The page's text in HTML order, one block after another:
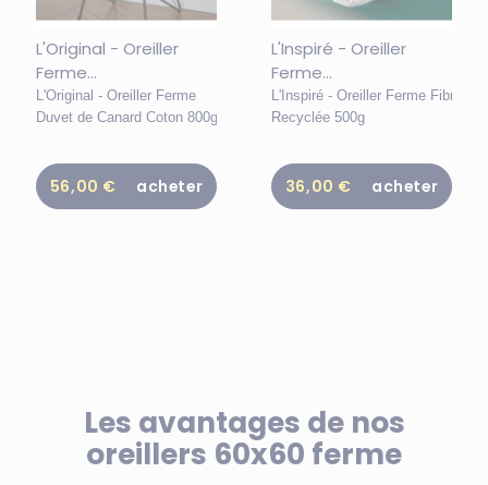
56,00 € acheter
L'Original - Oreiller
Ferme...
L'Original - Oreiller Ferme
Duvet de Canard Coton 800g
36,00 € acheter
L'Inspiré - Oreiller
Ferme...
L'Inspiré - Oreiller Ferme Fibre
Recyclée 500g
Les avantages de nos
oreillers 60x60 ferme